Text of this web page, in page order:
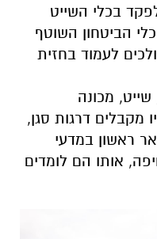
בכלי השייט
הביטחון השוטף
לעמוד בחזית
מכונה
מקבלים דרגות סגן,
ראשון במדעי
אותו הם לומדים